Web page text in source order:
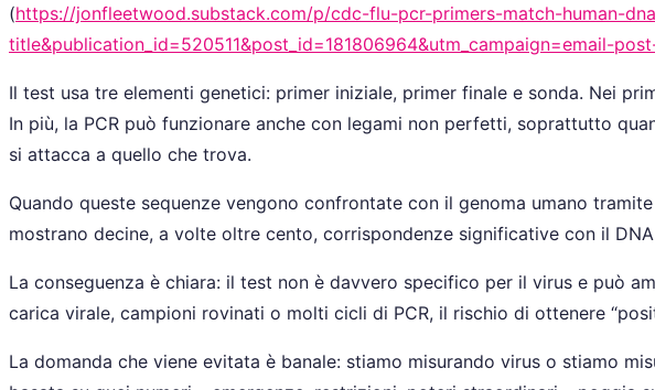
(https://jonfleetwood.substack.com/p/cdc-flu-pcr-primers-match-human-
title&publication_id=520511&post_id=181806964&utm_campaign=email-
Il test usa tre elementi genetici: primer iniziale, primer finale e sonda. Nei
In più, la PCR può funzionare anche con legami non perfetti, soprattutto
si attacca a quello che trova.
Quando queste sequenze vengono confrontate con il genoma umano
mostrano decine, a volte oltre cento, corrispondenze significative con il
La conseguenza è chiara: il test non è davvero specifico per il virus e può
carica virale, campioni rovinati o molti cicli di PCR, il rischio di ottenere
La domanda che viene evitata è banale: stiamo misurando virus o stiamo